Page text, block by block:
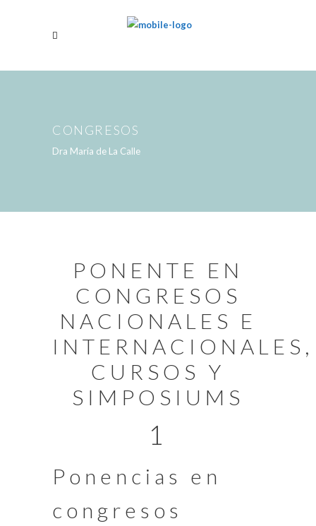
CONGRESOS
Dra María de La Calle
PONENTE EN
CONGRESOS
NACIONALES E
INTERNACIONALES,
CURSOS Y
SIMPOSIUMS
1
Ponencias en
congresos